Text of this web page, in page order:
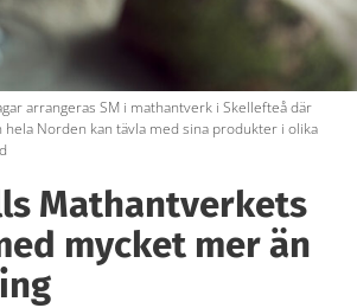
arrangeras SM i mathantverk i Skellefteå där
Norden kan tävla med sina produkter i olika
Mathantverkets
mycket mer än